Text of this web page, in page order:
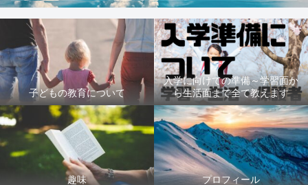
子どもの教育について
入学に向けての準備～学習面か
ら生活面まで全て教えます
趣味 プロフィール